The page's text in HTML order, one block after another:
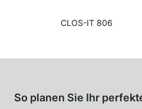
CLOS-IT 806
So planen Sie Ihr